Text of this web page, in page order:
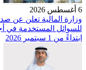
6 أغسطس 2026
وزارة المالية تعلن عن
للسوائل المستخدمة في
ابتداءً من 1 سبتمبر 2026